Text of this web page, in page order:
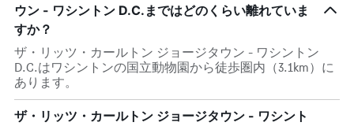
ウン - ワシントン D.C.まではどのくらい離れていま
すか？
ザ・リッツ・カールトン ジョージタウン - ワシントン
D.C.はワシントンの国立動物園から徒歩圏内（3.1km）に
あります。
ザ・リッツ・カールトン ジョージタウン - ワシント